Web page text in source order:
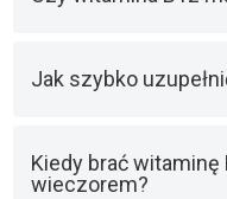
Jak szybko
Kiedy brać witaminę
wieczorem?